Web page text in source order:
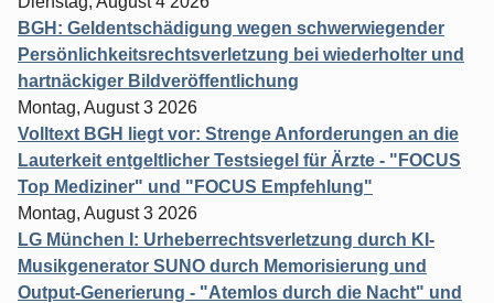
BGH: Geldentschädigung wegen schwerwiegender
Persönlichkeitsrechtsverletzung bei wiederholter und
hartnäckiger Bildveröffentlichung
Montag, August 3 2026
Volltext BGH liegt vor: Strenge Anforderungen an die
Lauterkeit entgeltlicher Testsiegel für Ärzte - "FOCUS
Top Mediziner" und "FOCUS Empfehlung"
Montag, August 3 2026
LG München I: Urheberrechtsverletzung durch KI-
Musikgenerator SUNO durch Memorisierung und
Output-Generierung - "Atemlos durch die Nacht" und